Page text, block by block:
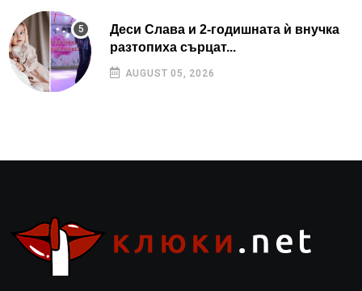
Деси Слава и 2-годишната ѝ внучка
разтопиха сърцат...
AUGUST 05, 2026